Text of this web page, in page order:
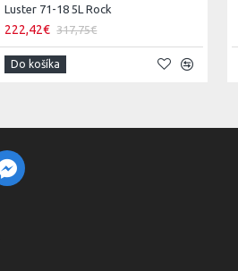
Luster 71-18 5L Rock
222,42€ 317,75€
Do košíka